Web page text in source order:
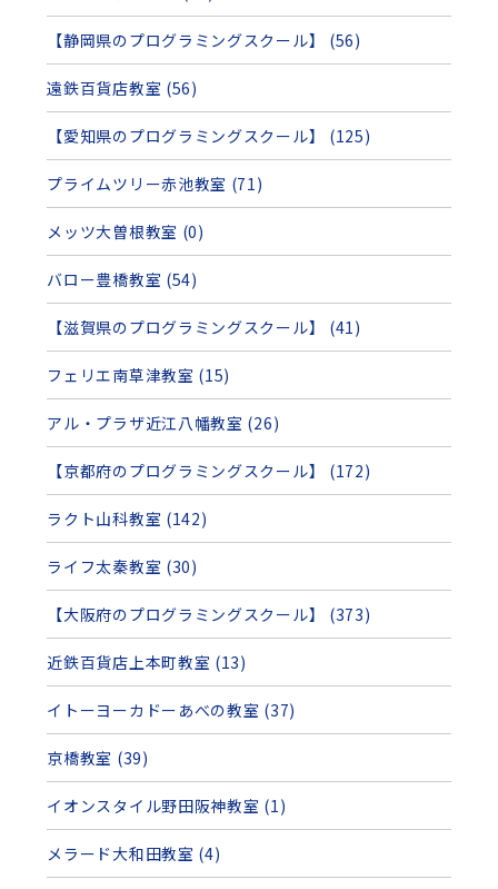
【静岡県のプログラミングスクール】 (56)
遠鉄百貨店教室 (56)
【愛知県のプログラミングスクール】 (125)
プライムツリー赤池教室 (71)
メッツ大曽根教室 (0)
バロー豊橋教室 (54)
【滋賀県のプログラミングスクール】 (41)
フェリエ南草津教室 (15)
アル・プラザ近江八幡教室 (26)
【京都府のプログラミングスクール】 (172)
ラクト山科教室 (142)
ライフ太秦教室 (30)
【大阪府のプログラミングスクール】 (373)
近鉄百貨店上本町教室 (13)
イトーヨーカドーあべの教室 (37)
京橋教室 (39)
イオンスタイル野田阪神教室 (1)
メラード大和田教室 (4)